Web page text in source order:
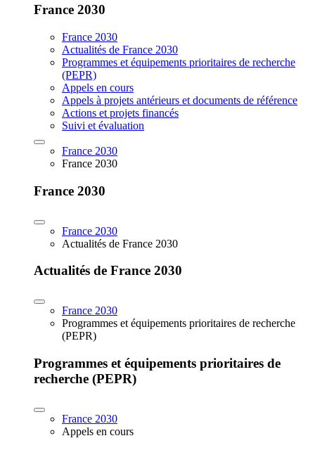
France 2030
France 2030
Actualités de France 2030
Programmes et équipements prioritaires de recherche
(PEPR)
Appels en cours
Appels à projets antérieurs et documents de référence
Actions et projets financés
Suivi et évaluation
France 2030
France 2030
France 2030
France 2030
Actualités de France 2030
Actualités de France 2030
France 2030
Programmes et équipements prioritaires de recherche
(PEPR)
Programmes et équipements prioritaires de
recherche (PEPR)
France 2030
Appels en cours